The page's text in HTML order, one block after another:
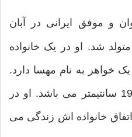
و موفق ایرانی در آبان
متولد شد. او در یک خانواده
یک خواهر به نام مهسا دارد.
میثم دارای قدی در حدود 198 سانتیمتر می باشد. او در
خانواده اش زندگی می